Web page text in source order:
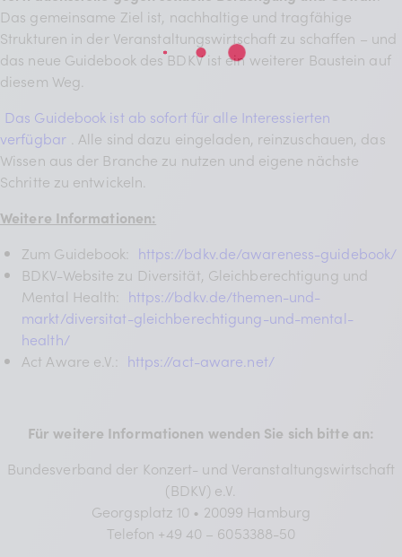
Das gemeinsame Ziel ist, nachhaltige und tragfähige
Strukturen in der Veranstaltungswirtschaft zu schaffen – und
das neue Guidebook des BDKV ist ein weiterer Baustein auf
diesem Weg.
Das Guidebook ist ab sofort für alle Interessierten
verfügbar
. Alle sind dazu eingeladen, reinzuschauen, das
Wissen aus der Branche zu nutzen und eigene nächste
Schritte zu entwickeln.
Weitere Informationen:
Zum Guidebook: https://bdkv.de/awareness-guidebook/
BDKV-Website zu Diversität, Gleichberechtigung und
Mental Health: https://bdkv.de/themen-und-
markt/diversitat-gleichberechtigung-und-mental-
health/
Act Aware e.V.: https://act-aware.net/
Für weitere Informationen wenden Sie sich bitte an:
Bundesverband der Konzert- und Veranstaltungswirtschaft
(BDKV) e.V.
Georgsplatz 10 • 20099 Hamburg
Telefon +49 40 – 6053388-50